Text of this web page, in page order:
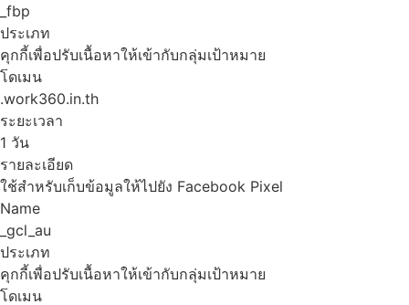
_fbp
ประเภท
คุกกี้เพื่อปรับเนื้อหาให้เข้ากับกลุ่มเป้าหมาย
โดเมน
.work360.in.th
ระยะเวลา
1 วัน
รายละเอียด
ใช้สำหรับเก็บข้อมูลให้ไปยัง Facebook Pixel
Name
_gcl_au
ประเภท
คุกกี้เพื่อปรับเนื้อหาให้เข้ากับกลุ่มเป้าหมาย
โดเมน